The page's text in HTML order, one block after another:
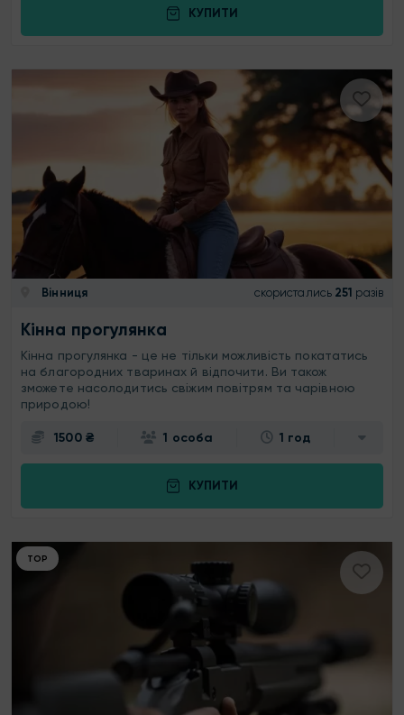
КУПИТИ
Вінниця скористались 251 разів
Кінна прогулянка
Кінна прогулянка - це не тільки можливість покататись
на благородних тваринах й відпочити. Ви також
зможете насолодитись свіжим повітрям та чарівною
природою!
1500 ₴ 1 особа 1 год
КУПИТИ
ТОР